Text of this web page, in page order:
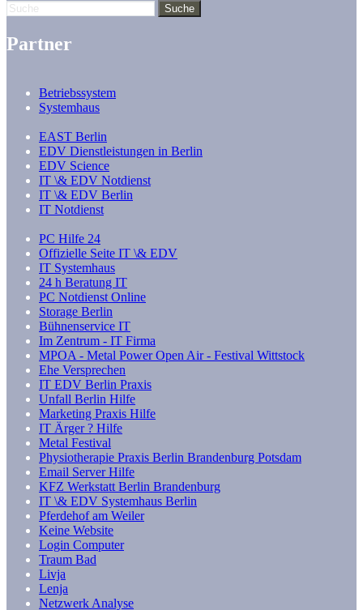
Partner
Betriebssystem
Systemhaus
EAST Berlin
EDV Dienstleistungen in Berlin
EDV Science
IT \& EDV Notdienst
IT \& EDV Berlin
IT Notdienst
PC Hilfe 24
Offizielle Seite IT \& EDV
IT Systemhaus
24 h Beratung IT
PC Notdienst Online
Storage Berlin
Bühnenservice IT
Im Zentrum - IT Firma
MPOA - Metal Power Open Air - Festival Wittstock
Ehe Versprechen
IT EDV Berlin Praxis
Unfall Berlin Hilfe
Marketing Praxis Hilfe
IT Ärger ? Hilfe
Metal Festival
Physiotherapie Praxis Berlin Brandenburg Potsdam
Email Server Hilfe
KFZ Werkstatt Berlin Brandenburg
IT \& EDV Systemhaus Berlin
Pferdehof am Weiler
Keine Website
Login Computer
Traum Bad
Livja
Lenja
Netzwerk Analyse